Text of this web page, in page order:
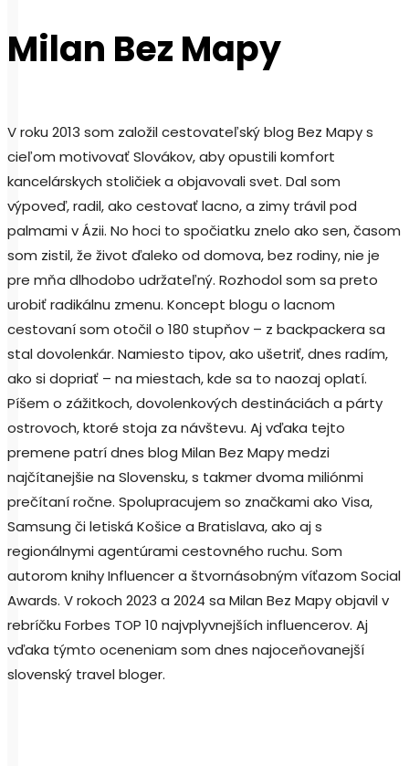
Milan Bez Mapy
V roku 2013 som založil cestovateľský blog Bez Mapy s
cieľom motivovať Slovákov, aby opustili komfort
kancelárskych stoličiek a objavovali svet. Dal som
výpoveď, radil, ako cestovať lacno, a zimy trávil pod
palmami v Ázii. No hoci to spočiatku znelo ako sen, časom
som zistil, že život ďaleko od domova, bez rodiny, nie je
pre mňa dlhodobo udržateľný. Rozhodol som sa preto
urobiť radikálnu zmenu. Koncept blogu o lacnom
cestovaní som otočil o 180 stupňov – z backpackera sa
stal dovolenkár. Namiesto tipov, ako ušetriť, dnes radím,
ako si dopriať – na miestach, kde sa to naozaj oplatí.
Píšem o zážitkoch, dovolenkových destináciách a párty
ostrovoch, ktoré stoja za návštevu. Aj vďaka tejto
premene patrí dnes blog Milan Bez Mapy medzi
najčítanejšie na Slovensku, s takmer dvoma miliónmi
prečítaní ročne. Spolupracujem so značkami ako Visa,
Samsung či letiská Košice a Bratislava, ako aj s
regionálnymi agentúrami cestovného ruchu. Som
autorom knihy Influencer a štvornásobným víťazom Social
Awards. V rokoch 2023 a 2024 sa Milan Bez Mapy objavil v
rebríčku Forbes TOP 10 najvplyvnejších influencerov. Aj
vďaka týmto oceneniam som dnes najoceňovanejší
slovenský travel bloger.